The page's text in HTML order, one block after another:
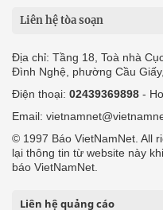
Liên hệ tòa soạn
Địa chỉ: Tầng 18, Toà nhà
Đình Nghệ, phường Cầu
Điện thoại: 02439369898 -
Email:
© 1997 Báo VietNamNet. All
lại thông tin từ website này
báo VietNamNet.
Liên hệ quảng cáo